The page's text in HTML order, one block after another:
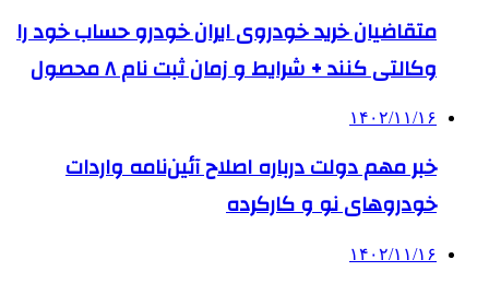
متقاضیان خرید خودروی ایران خودرو حساب خود را
وکالتی کنند + شرایط و زمان ثبت نام ۸ محصول
۱۴۰۲/۱۱/۱۶
خبر مهم دولت درباره اصلاح آئین‌نامه واردات
خودروهای نو و کارکرده
۱۴۰۲/۱۱/۱۶